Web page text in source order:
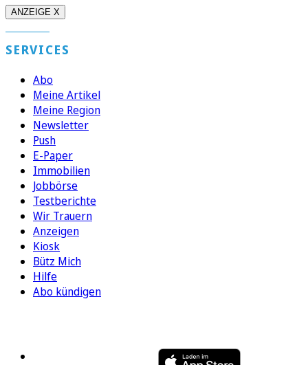
ANZEIGE X
SERVICES
Abo
Meine Artikel
Meine Region
Newsletter
Push
E-Paper
Immobilien
Jobbörse
Testberichte
Wir Trauern
Anzeigen
Kiosk
Bütz Mich
Hilfe
Abo kündigen